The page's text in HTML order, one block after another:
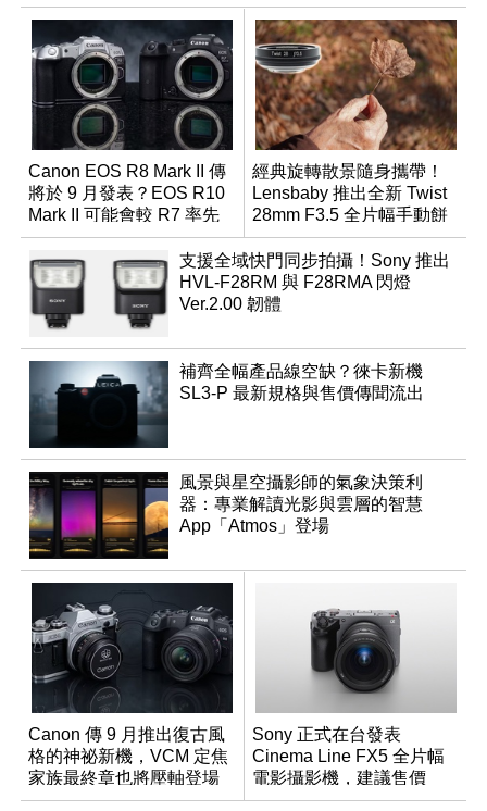
Canon EOS R8 Mark II 傳
將於 9 月發表？EOS R10
Mark II 可能會較 R7 率先
推出
經典旋轉散景隨身攜帶！
Lensbaby 推出全新 Twist
28mm F3.5 全片幅手動餅
乾鏡
支援全域快門同步拍攝！Sony 推出
HVL-F28RM 與 F28RMA 閃燈
Ver.2.00 韌體
補齊全幅產品線空缺？徠卡新機
SL3-P 最新規格與售價傳聞流出
風景與星空攝影師的氣象決策利
器：專業解讀光影與雲層的智慧
App「Atmos」登場
Canon 傳 9 月推出復古風
格的神祕新機，VCM 定焦
家族最終章也將壓軸登場
Sony 正式在台發表
Cinema Line FX5 全片幅
電影攝影機，建議售價
NT$144,980